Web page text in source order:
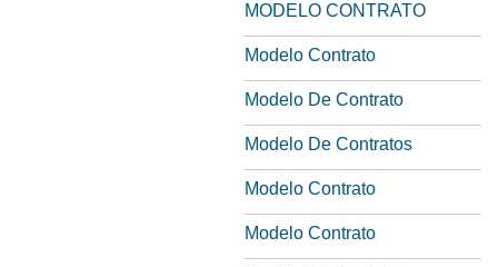
MODELO CONTRATO
Modelo Contrato
Modelo De Contrato
Modelo De Contratos
Modelo Contrato
Modelo Contrato